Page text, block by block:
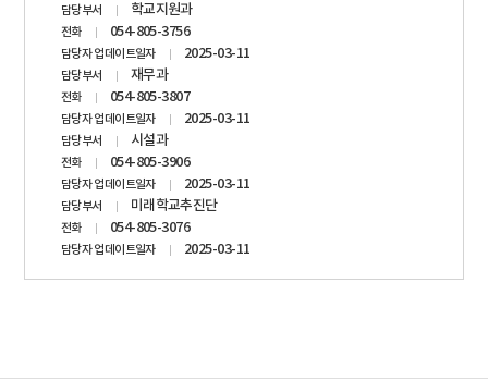
담당부서 학교지원과
전화 054-805-3756
담당자 업데이트일자 2025-03-11
담당부서 재무과
전화 054-805-3807
담당자 업데이트일자 2025-03-11
담당부서 시설과
전화 054-805-3906
담당자 업데이트일자 2025-03-11
담당부서 미래학교추진단
전화 054-805-3076
담당자 업데이트일자 2025-03-11